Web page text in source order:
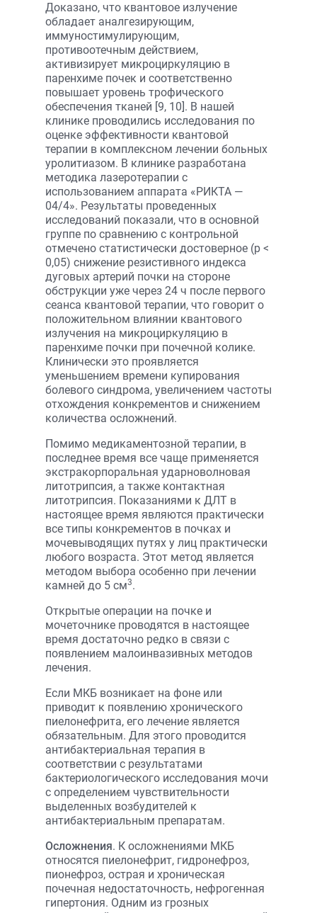
Доказано, что квантовое излучение
обладает аналгезирующим,
иммуностимулирующим,
противоотечным действием,
активизирует микроциркуляцию в
паренхиме почек и соответственно
повышает уровень трофического
обеспечения тканей [9, 10]. В нашей
клинике проводились исследования по
оценке эффективности квантовой
терапии в комплексном лечении больных
уролитиазом. В клинике разработана
методика лазеротерапии с
использованием аппарата «РИКТА —
04/4». Результаты проведенных
исследований показали, что в основной
группе по сравнению с контрольной
отмечено статистически достоверное (р <
0,05) снижение резистивного индекса
дуговых артерий почки на стороне
обструкции уже через 24 ч после первого
сеанса квантовой терапии, что говорит о
положительном влиянии квантового
излучения на микроциркуляцию в
паренхиме почки при почечной колике.
Клинически это проявляется
уменьшением времени купирования
болевого синдрома, увеличением частоты
отхождения конкрементов и снижением
количества осложнений.
Помимо медикаментозной терапии, в
последнее время все чаще применяется
экстракорпоральная ударноволновая
литотрипсия, а также контактная
литотрипсия. Показаниями к ДЛТ в
настоящее время являются практически
все типы конкрементов в почках и
мочевыводящих путях у лиц практически
любого возраста. Этот метод является
методом выбора особенно при лечении
камней до 5 см3.
Открытые операции на почке и
мочеточнике проводятся в настоящее
время достаточно редко в связи с
появлением малоинвазивных методов
лечения.
Если МКБ возникает на фоне или
приводит к появлению хронического
пиелонефрита, его лечение является
обязательным. Для этого проводится
антибактериальная терапия в
соответствии с результатами
бактериологического исследования мочи
с определением чувствительности
выделенных возбудителей к
антибактериальным препаратам.
Осложнения. К осложнениями МКБ
относятся пиелонефрит, гидронефроз,
пионефроз, острая и хроническая
почечная недостаточность, нефрогенная
гипертония. Одним из грозных